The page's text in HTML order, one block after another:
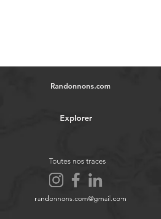
Randonnons.com
Explorer
Toutes nos traces
randonnons.com@gmail.com